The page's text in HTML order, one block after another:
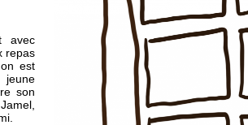
avec
repas
est
jeune
son